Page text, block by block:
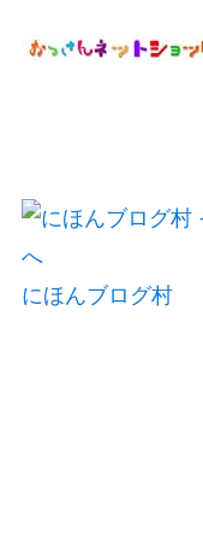
にほんブログ村